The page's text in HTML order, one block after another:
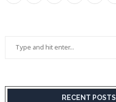
RECENT POSTS